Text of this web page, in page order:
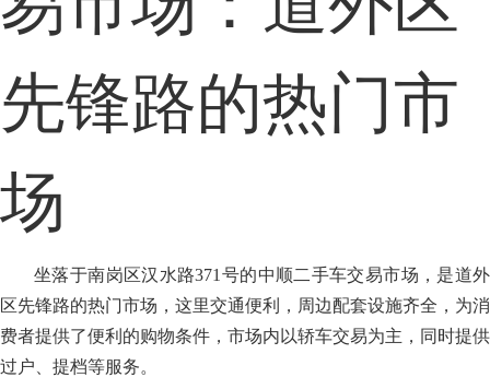
先锋路的热门市
场
坐落于南岗区汉水路371号的中顺二手车交易市场，是道外
区先锋路的热门市场，这里交通便利，周边配套设施齐全，为消
费者提供了便利的购物条件，市场内以轿车交易为主，同时提供
过户、提档等服务。